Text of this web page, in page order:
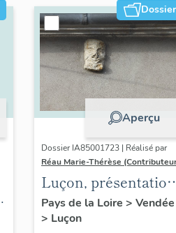
Dossier
Aperçu
Dossier IA85001723 | Réalisé par
Réau Marie-Thérèse
Luçon, présentation
du territoire
communal
Pays de la Loire > Vendée
> Luçon